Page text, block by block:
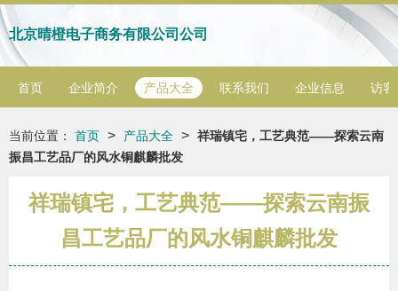
北京晴橙电子商务有限公司公司
首页 企业简介 产品大全 联系我们 企业信息 访客
当前位置： 首页 > 产品大全 > 祥瑞镇宅，工艺典范——探索云南
振昌工艺品厂的风水铜麒麟批发
祥瑞镇宅，工艺典范——探索云南振
昌工艺品厂的风水铜麒麟批发